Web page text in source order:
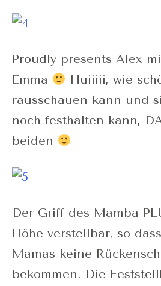
Proudly presents Alex
Emma
Huiiiii, wie
rausschauen kann und
noch festhalten kann,
beiden
Der Griff des Mamba
Höhe verstellbar, so
Mamas keine
bekommen. Die